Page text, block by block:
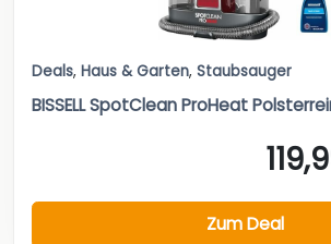
Deals, Haus & Garten, Staubsauger
BISSELL SpotClean ProHeat
Zum Deal